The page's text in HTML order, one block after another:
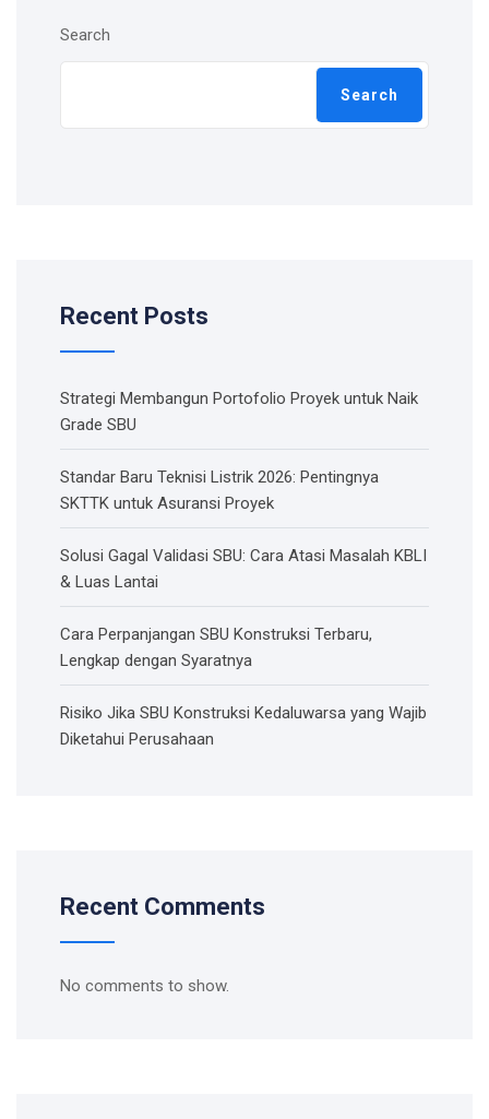
Search
Search
Recent Posts
Strategi Membangun Portofolio Proyek untuk Naik
Grade SBU
Standar Baru Teknisi Listrik 2026: Pentingnya
SKTTK untuk Asuransi Proyek
Solusi Gagal Validasi SBU: Cara Atasi Masalah KBLI
& Luas Lantai
Cara Perpanjangan SBU Konstruksi Terbaru,
Lengkap dengan Syaratnya
Risiko Jika SBU Konstruksi Kedaluwarsa yang Wajib
Diketahui Perusahaan
Recent Comments
No comments to show.